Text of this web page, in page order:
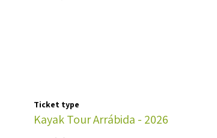
Ticket type
Kayak Tour Arrábida - 2026